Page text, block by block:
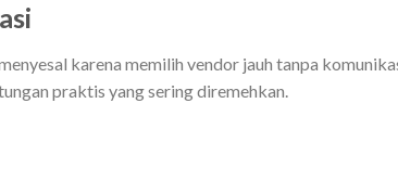
karena memilih vendor jauh tanpa
praktis yang sering diremehkan.